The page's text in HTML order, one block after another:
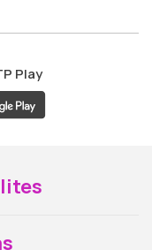
Play